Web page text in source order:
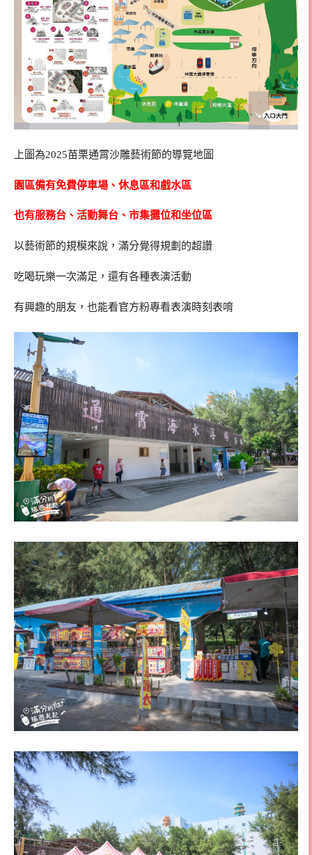
上圖為2025苗栗通霄沙雕藝術節的導覽地圖
園區備有免費停車場、休息區和戲水區
也有服務台、活動舞台、市集攤位和坐位區
以藝術節的規模來說，滿分覺得規劃的超讚
吃喝玩樂一次滿足，還有各種表演活動
有興趣的朋友，也能看官方粉專看表演時刻表唷